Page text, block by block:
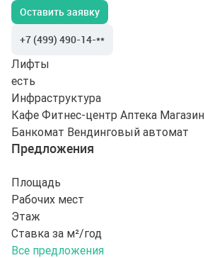
Оставить заявку
+7 (499) 490-14-**
Лифты
есть
Инфраструктура
Кафе Фитнес-центр Аптека Магазин
Банкомат Вендинговый автомат
Предложения
Площадь
Рабочих мест
Этаж
Ставка за м²/год
Все предложения